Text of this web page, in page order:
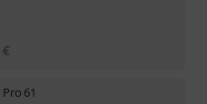
€
61